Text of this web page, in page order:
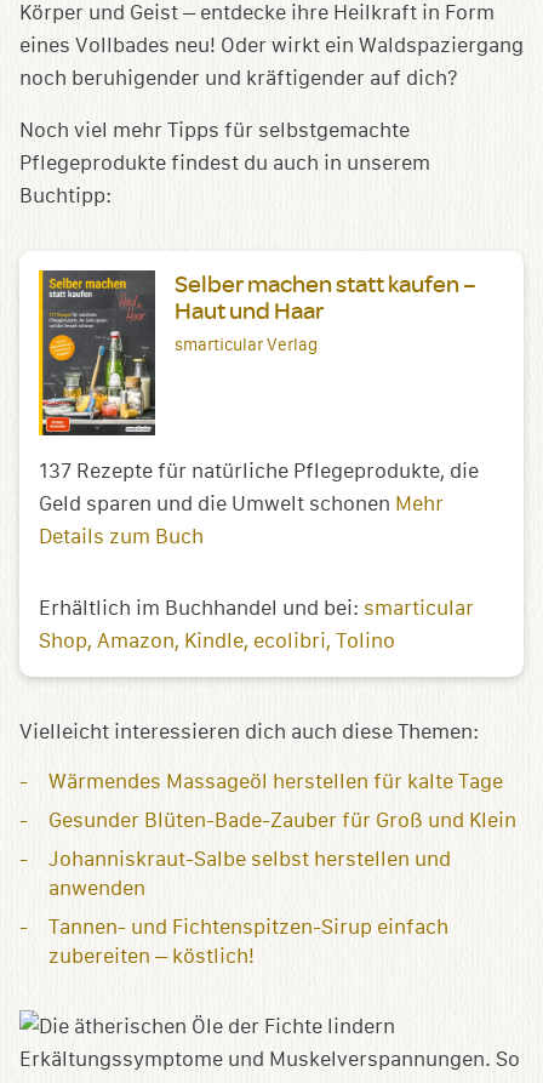
Körper und Geist – entdecke ihre Heilkraft in Form
eines Vollbades neu! Oder wirkt ein Waldspaziergang
noch beruhigender und kräftigender auf dich?
Noch viel mehr Tipps für selbstgemachte
Pflegeprodukte findest du auch in unserem
Buchtipp:
Selber machen statt kaufen –
Haut und Haar
smarticular Verlag
137 Rezepte für natürliche Pflegeprodukte, die
Geld sparen und die Umwelt schonen Mehr
Details zum Buch
Erhältlich im Buchhandel und bei: smarticular
Shop Amazon Kindle ecolibri Tolino
Vielleicht interessieren dich auch diese Themen:
Wärmendes Massageöl herstellen für kalte Tage
Gesunder Blüten-Bade-Zauber für Groß und Klein
Johanniskraut-Salbe selbst herstellen und
anwenden
Tannen- und Fichtenspitzen-Sirup einfach
zubereiten – köstlich!